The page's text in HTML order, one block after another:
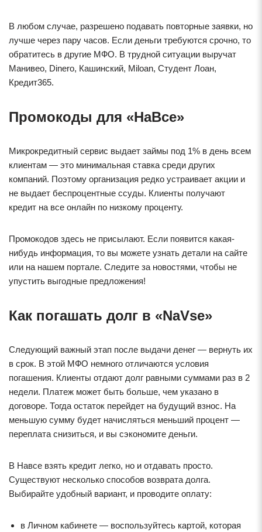
В любом случае, разрешено подавать повторные заявки, но
лучше через пару часов. Если деньги требуются срочно, то
обратитесь в другие МФО. В трудной ситуации выручат
Манивео, Dinero, Кашинский, Miloan, Студент Лоан,
Кредит365.
Промокоды для «НаВсе»
Микрокредитный сервис выдает займы под 1% в день всем
клиентам — это минимальная ставка среди других
компаний. Поэтому организация редко устраивает акции и
не выдает беспроцентные ссуды. Клиенты получают
кредит на все онлайн по низкому проценту.
Промокодов здесь не присылают. Если появится какая-
нибудь информация, то вы можете узнать детали на сайте
или на нашем портале. Следите за новостями, чтобы не
упустить выгодные предложения!
Как погашать долг в «NaVse»
Следующий важный этап после выдачи денег — вернуть их
в срок. В этой МФО немного отличаются условия
погашения. Клиенты отдают долг равными суммами раз в 2
недели. Платеж может быть больше, чем указано в
договоре. Тогда остаток перейдет на будущий взнос. На
меньшую сумму будет начисляться меньший процент —
переплата снизиться, и вы сэкономите деньги.
В Навсе взять кредит легко, но и отдавать просто.
Существуют несколько способов возврата долга.
Выбирайте удобный вариант, и проводите оплату:
в Личном кабинете — воспользуйтесь картой, которая